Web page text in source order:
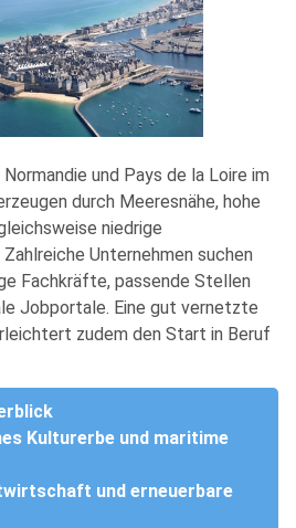
und Pays de la Loire im
durch Meeresnähe, hohe
niedrige
Unternehmen suchen
Fachkräfte, passende Stellen
Jobportale. Eine gut vernetzte
zudem den Start in Beruf
Kulturerbe und maritime
und erneuerbare